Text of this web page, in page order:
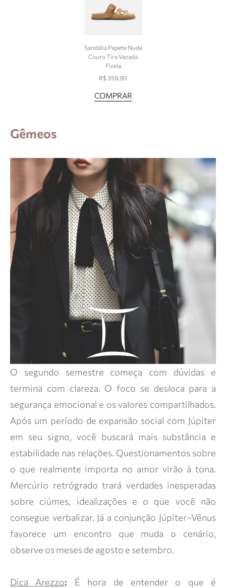
Sandália Papete Nude
Couro Tira Vazada
Fivela
R$ 359,90
COMPRAR
Gêmeos
O segundo semestre começa com dúvidas e
termina com clareza. O foco se desloca para a
segurança emocional e os valores compartilhados.
Após um período de expansão social com Júpiter
em seu signo, você buscará mais substância e
estabilidade nas relações. Questionamentos sobre
o que realmente importa no amor virão à tona.
Mercúrio retrógrado trará verdades inesperadas
sobre ciúmes, idealizações e o que você não
consegue verbalizar. Já a conjunção Júpiter–Vênus
favorece um encontro que muda o cenário,
observe os meses de agosto e setembro.
Dica Arezzo: É hora de entender o que é